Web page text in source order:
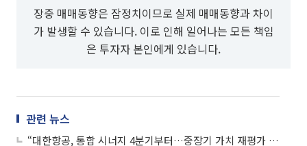
장중 매매동향은 잠정치이므로 실제 매매동향과 차이
가 발생할 수 있습니다. 이로 인해 일어나는 모든 책임
은 투자자 본인에게 있습니다.
관련 뉴스
“대한항공, 통합 시너지 4분기부터…중장기 가치 재평가 기대”